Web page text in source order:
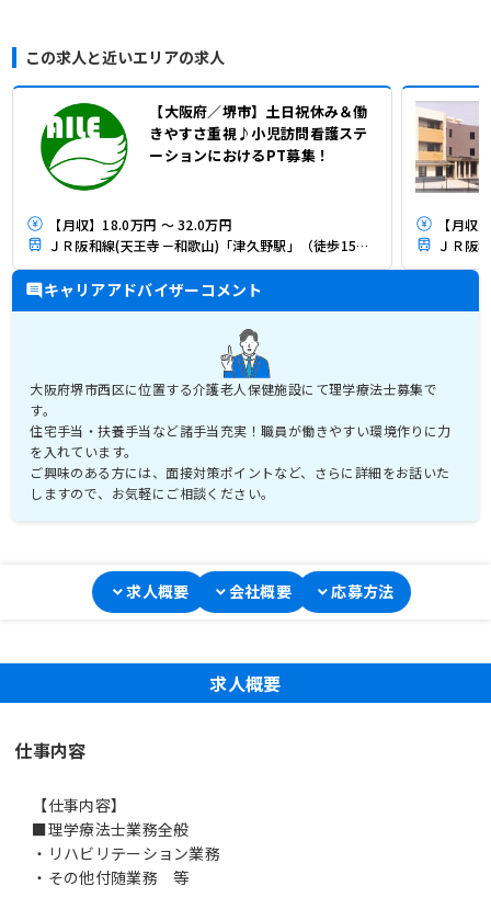
この求人と近いエリアの求人
【大阪府／堺市】土日祝休み＆働
きやすさ重視♪小児訪問看護ステ
ーションにおけるPT募集！
【月収】18.0万円 ～ 32.0万円
ＪＲ阪和線(天王寺－和歌山)「津久野駅」（徒歩15分）
【月収
ＪＲ阪
キャリアアドバイザーコメント
大阪府堺市西区に位置する介護老人保健施設にて理学療法士募集で
す。
住宅手当・扶養手当など諸手当充実！職員が働きやすい環境作りに力
を入れています。
ご興味のある方には、面接対策ポイントなど、さらに詳細をお話いた
しますので、お気軽にご相談ください。
求人概要 会社概要 応募方法
求人概要
仕事内容
【仕事内容】
■理学療法士業務全般
・リハビリテーション業務
・その他付随業務 等